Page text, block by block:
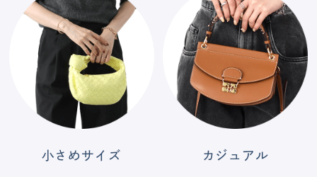
小さめサイズ カジュアル